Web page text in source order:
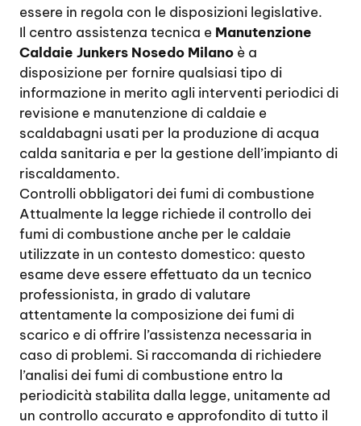
essere in regola con le disposizioni legislative.
Il centro assistenza tecnica e Manutenzione
Caldaie Junkers Nosedo Milano è a
disposizione per fornire qualsiasi tipo di
informazione in merito agli interventi periodici di
revisione e manutenzione di caldaie e
scaldabagni usati per la produzione di acqua
calda sanitaria e per la gestione dell’impianto di
riscaldamento.
Controlli obbligatori dei fumi di combustione
Attualmente la legge richiede il controllo dei
fumi di combustione anche per le caldaie
utilizzate in un contesto domestico: questo
esame deve essere effettuato da un tecnico
professionista, in grado di valutare
attentamente la composizione dei fumi di
scarico e di offrire l’assistenza necessaria in
caso di problemi. Si raccomanda di richiedere
l’analisi dei fumi di combustione entro la
periodicità stabilita dalla legge, unitamente ad
un controllo accurato e approfondito di tutto il